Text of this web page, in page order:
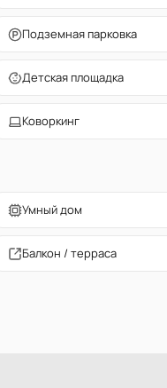
Подземная парковка
Детская площадка
Коворкинг
Умный дом
Балкон / терраса